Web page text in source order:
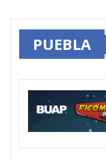
PUEBLA